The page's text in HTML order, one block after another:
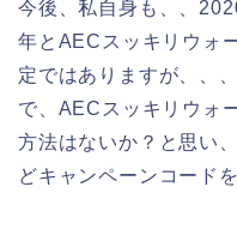
今後、私自身も、、
年とAECスッキリウォ
定ではありますが、、
で、AECスッキリウォ
方法はないか？と思い
どキャンペーンコード